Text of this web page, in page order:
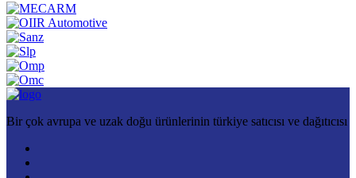
Bir çok avrupa ve uzak doğu ürünlerinin türkiye satıcısı ve dağıtıcısı